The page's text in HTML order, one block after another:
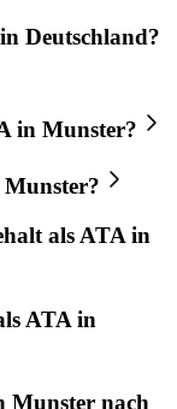
Deutschland?
in Munster?
als ATA in
ATA in
Munster nach